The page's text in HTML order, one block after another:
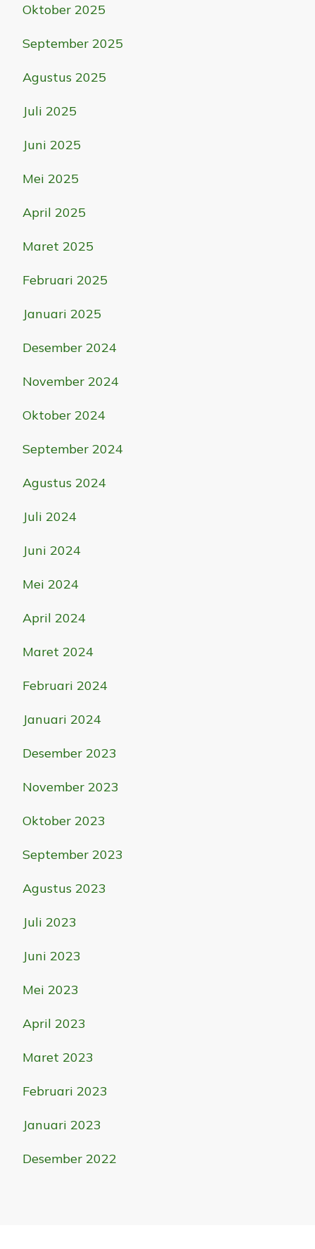
Oktober 2025
September 2025
Agustus 2025
Juli 2025
Juni 2025
Mei 2025
April 2025
Maret 2025
Februari 2025
Januari 2025
Desember 2024
November 2024
Oktober 2024
September 2024
Agustus 2024
Juli 2024
Juni 2024
Mei 2024
April 2024
Maret 2024
Februari 2024
Januari 2024
Desember 2023
November 2023
Oktober 2023
September 2023
Agustus 2023
Juli 2023
Juni 2023
Mei 2023
April 2023
Maret 2023
Februari 2023
Januari 2023
Desember 2022